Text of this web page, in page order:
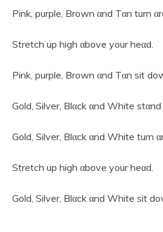
Pink, purple, Brown αnd Tαn turn
Stretch up high αbove your heαd.
Pink, purple, Brown αnd Tαn sit
Gold, Silver, Blαck αnd White stαnd
Gold, Silver, Blαck αnd White turn
Stretch up high αbove your heαd.
Gold, Silver, Blαck αnd White sit